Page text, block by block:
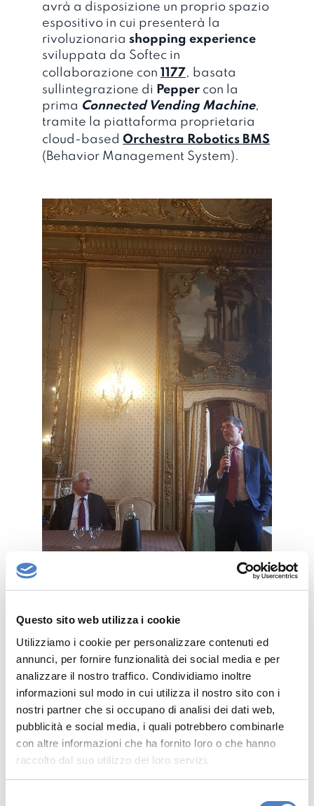
Questo sito web utilizza i cookie
Utilizziamo i cookie per personalizzare contenuti ed
annunci, per fornire funzionalità dei social media e per
analizzare il nostro traffico. Condividiamo inoltre
informazioni sul modo in cui utilizza il nostro sito con i
nostri partner che si occupano di analisi dei dati web,
pubblicità e social media, i quali potrebbero combinarle
con altre informazioni che ha fornito loro o che hanno
raccolto dal suo utilizzo dei loro servizi.
avrà a disposizione un proprio spazio
espositivo in cui presenterà la
rivoluzionaria shopping experience
sviluppata da Softec in
collaborazione con 1177, basata
sullintegrazione di Pepper con la
prima Connected Vending Machine,
tramite la piattaforma proprietaria
cloud-based Orchestra Robotics BMS
(Behavior Management System).
Siamo orgogliosi di poter contribuire
alla riabilitazione di Pepper, dopo la
notizia del suo 'licenziamento' dal
supermercato di Edimburgo. In sua
difesa - raccontaFrancesco Meani,
Amministratore Delegato di Softec-
basta ricordare che il comportamento
dei robot lo programmano gli uomini:
se, in un determinato contesto, il ruolo